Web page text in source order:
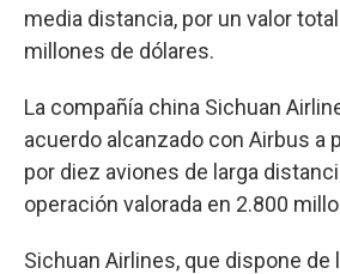
media distancia, por un valor
millones de dólares.
La compañía china Sichuan
acuerdo alcanzado con Airbus a
por diez aviones de larga
operación valorada en 2.800
Sichuan Airlines, que dispone de